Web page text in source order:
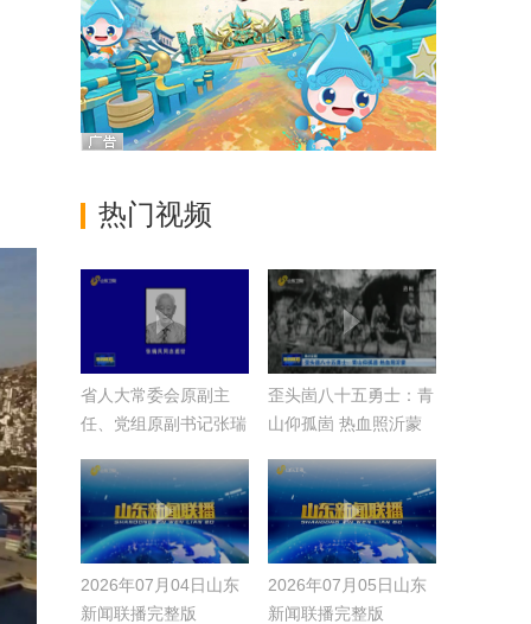
热门视频
省人大常委会原副主
任、党组原副书记张瑞
歪头崮八十五勇士：青
山仰孤崮 热血照沂蒙
2026年07月04日山东
新闻联播完整版
2026年07月05日山东
新闻联播完整版